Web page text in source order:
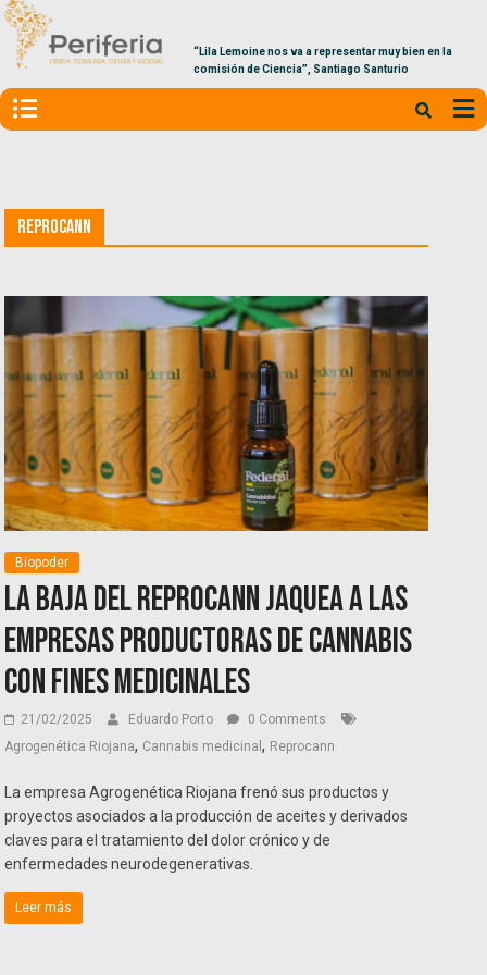
“Lila Lemoine nos va a representar muy bien en la
comisión de Ciencia”, Santiago Santurio
Reprocann
Biopoder
La baja del Reprocann jaquea a las
empresas productoras de cannabis
con fines medicinales
21/02/2025 Eduardo Porto
0 Comments
Agrogenética Riojana, Cannabis medicinal, Reprocann
La empresa Agrogenética Riojana frenó sus productos y
proyectos asociados a la producción de aceites y derivados
claves para el tratamiento del dolor crónico y de
enfermedades neurodegenerativas.
Leer más